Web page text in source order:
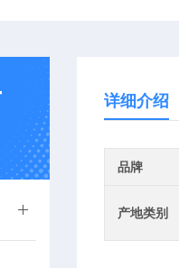
详细介绍
品牌
产地类别